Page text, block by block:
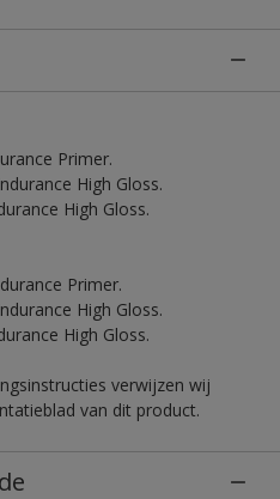
Primer.
High Gloss.
High Gloss.
Primer.
High Gloss.
High Gloss.
verwijzen wij
van dit product.